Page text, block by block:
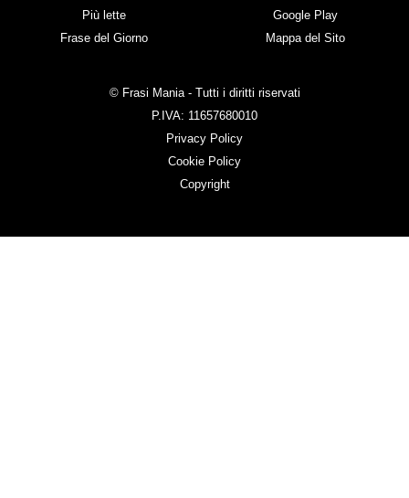
Più lette
Frase del Giorno
Google Play
Mappa del Sito
© Frasi Mania - Tutti i diritti riservati
P.IVA: 11657680010
Privacy Policy
Cookie Policy
Copyright